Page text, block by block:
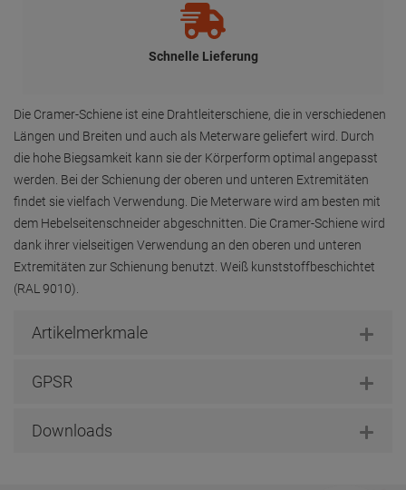
Schnelle Lieferung
Die Cramer-Schiene ist eine Drahtleiterschiene, die in verschiedenen
Längen und Breiten und auch als Meterware geliefert wird. Durch
die hohe Biegsamkeit kann sie der Körperform optimal angepasst
werden. Bei der Schienung der oberen und unteren Extremitäten
findet sie vielfach Verwendung. Die Meterware wird am besten mit
dem Hebelseitenschneider abgeschnitten. Die Cramer-Schiene wird
dank ihrer vielseitigen Verwendung an den oberen und unteren
Extremitäten zur Schienung benutzt. Weiß kunststoffbeschichtet
(RAL 9010).
Artikelmerkmale
GPSR
Downloads